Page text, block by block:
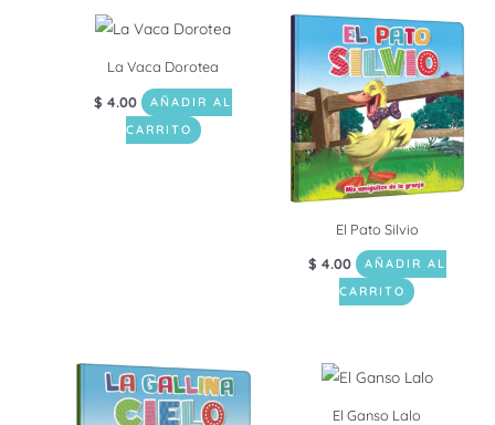
La Vaca Dorotea
$ 4.00
AÑADIR AL
CARRITO
El Pato Silvio
$ 4.00
AÑADIR AL
CARRITO
El Ganso Lalo